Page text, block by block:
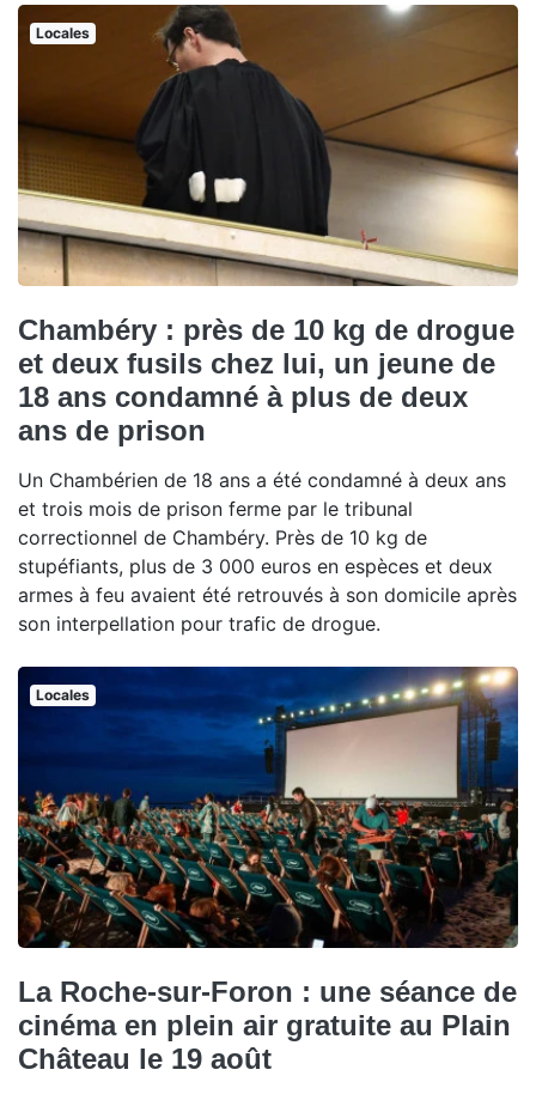
Locales
Chambéry : près de 10 kg de drogue
et deux fusils chez lui, un jeune de
18 ans condamné à plus de deux
ans de prison
Un Chambérien de 18 ans a été condamné à deux ans
et trois mois de prison ferme par le tribunal
correctionnel de Chambéry. Près de 10 kg de
stupéfiants, plus de 3 000 euros en espèces et deux
armes à feu avaient été retrouvés à son domicile après
son interpellation pour trafic de drogue.
Locales
La Roche-sur-Foron : une séance de
cinéma en plein air gratuite au Plain
Château le 19 août